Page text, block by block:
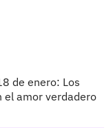
de enero: Los
el amor verdadero